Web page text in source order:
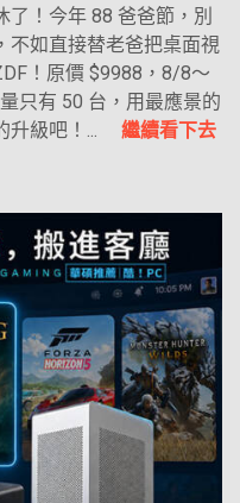
！今年 88 爸爸節，別
不如直接替老爸把桌面視
！原價 $9988，8/8～
只有 50 台，用最應景的
升級吧！... 繼續看下去